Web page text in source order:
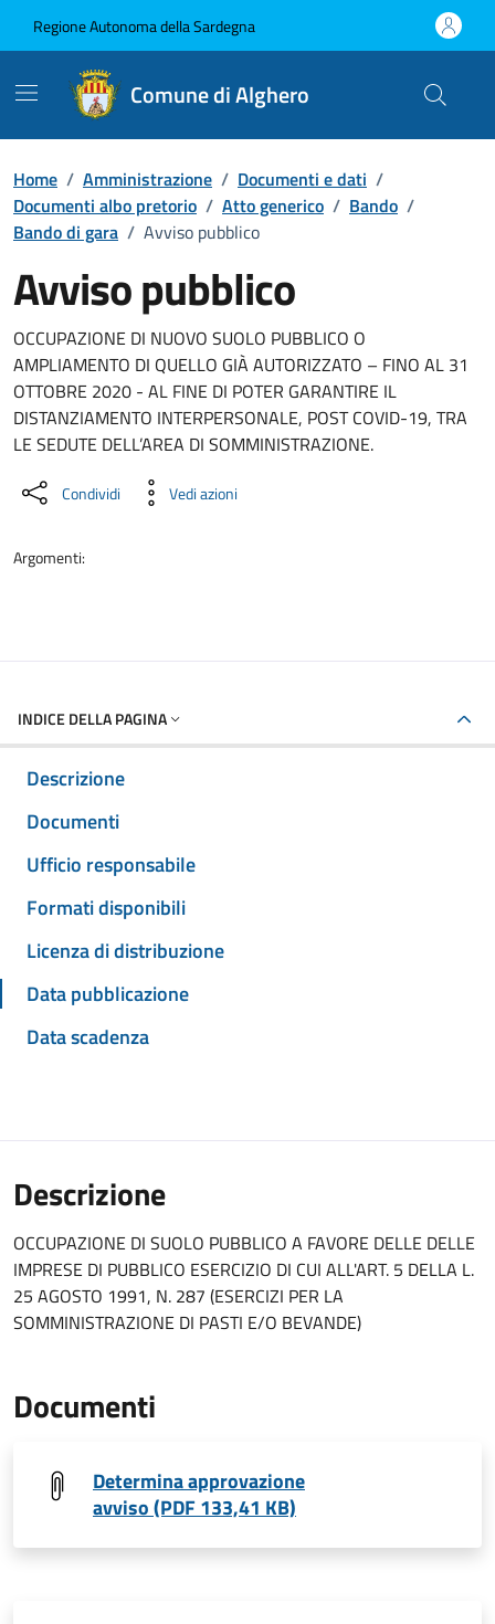
Regione Autonoma della Sardegna
Comune di Alghero
Home / Amministrazione / Documenti e dati /
Documenti albo pretorio / Atto generico / Bando /
Bando di gara / Avviso pubblico
Avviso pubblico
Dettaglio del documento
OCCUPAZIONE DI NUOVO SUOLO PUBBLICO O
AMPLIAMENTO DI QUELLO GIÀ AUTORIZZATO – FINO AL 31
OTTOBRE 2020 - AL FINE DI POTER GARANTIRE IL
DISTANZIAMENTO INTERPERSONALE, POST COVID-19, TRA
LE SEDUTE DELL’AREA DI SOMMINISTRAZIONE.
Condividi Vedi azioni
Argomenti:
INDICE DELLA PAGINA
Descrizione
Documenti
Ufficio responsabile
Formati disponibili
Licenza di distribuzione
Data pubblicazione
Data scadenza
Descrizione
OCCUPAZIONE DI SUOLO PUBBLICO A FAVORE DELLE DELLE
IMPRESE DI PUBBLICO ESERCIZIO DI CUI ALL'ART. 5 DELLA L.
25 AGOSTO 1991, N. 287 (ESERCIZI PER LA
SOMMINISTRAZIONE DI PASTI E/O BEVANDE)
Documenti
Determina approvazione
avviso (PDF 133,41 KB)